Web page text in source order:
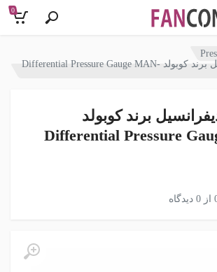
0
گیج فشار دیفرانسیل برند کوبولد Differential Pressure Gauge MAN-
برند کوبولد
Differential Pressure